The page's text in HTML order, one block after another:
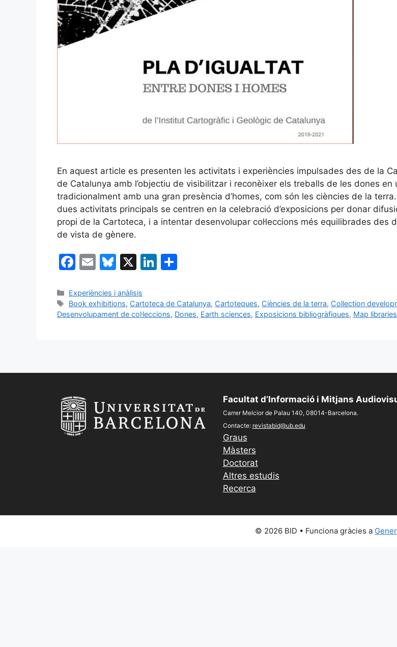
En aquest article es presenten les activitats i experiències impulsades des de la
de Catalunya amb l’objectiu de visibilitzar i reconèixer els treballs de les dones en
tradicionalment amb una gran presència d’homes, com són les ciències de la
dues activitats principals se centren en la celebració d’exposicions per donar
propi de la Cartoteca, i a intentar desenvolupar col·leccions més equilibrades des
de vista de gènere.
F
c
e
k
E
ai
l
Bl
e
s
X
Li
e p
Categories
Experiències i anàlisis
Etiquetes
Book exhibitions, Cartoteca de Catalunya, Cartoteques, Ciències de la terra, Collection
Desenvolupament de col·leccions, Dones, Earth sciences, Exposicions bibliogràfiques, Map libraries
Facultat d’Informació i Mitjans
Carrer Melcior de Palau 140, 08014-Barcelona.
Contacte: revistabid@ub.edu
Graus
Màsters
Doctorat
Altres estudis
Recerca
© 2026 BID • Funciona gràcies a